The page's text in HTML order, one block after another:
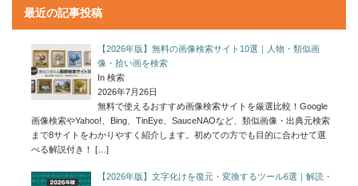
最近の記事投稿
【2026年版】無料の画像検索サイト10選｜人物・類似画
像・拾い画を検索
In 検索
2026年7月26日
無料で使えるおすすめ画像検索サイトを厳選比較！Google
画像検索やYahoo!、Bing、TinEye、SauceNAOなど、類似画像・出典元検索
まで8サイトをわかりやすく紹介します。初めての方でも目的に合わせて選
べる解説付き！
[…]
【2026年版】文字化けを復元・変換するツール6選｜解読・